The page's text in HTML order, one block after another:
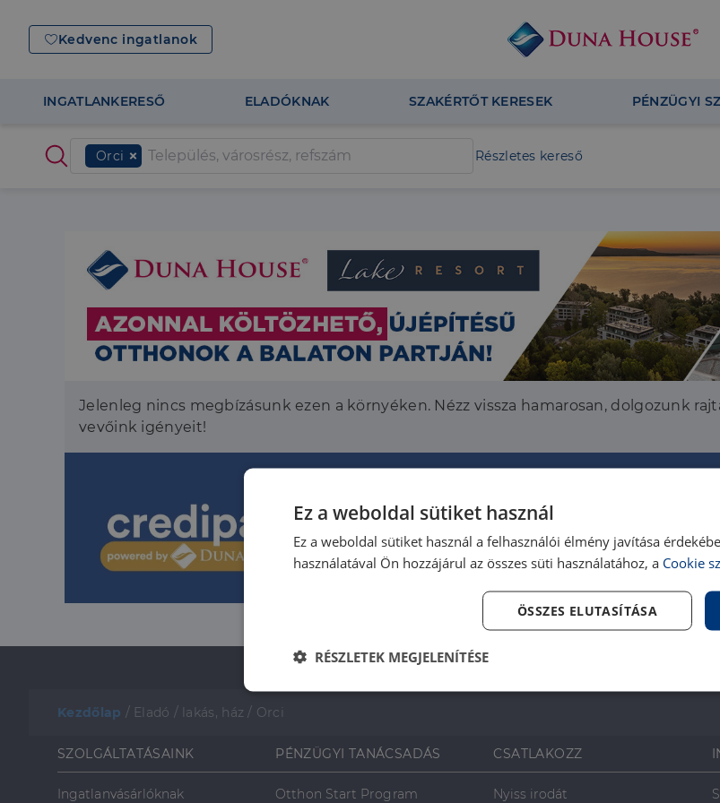
Kedvenc ingatlanok
INGATLANKERESŐ ELADÓKNAK SZAKÉRTŐT KERESEK PÉNZÜGYI
Orci Részletes kereső
Jelenleg nincs megbízásunk ezen a környéken. Nézz vissza hamarosan, dolgozunk
vevőink igényeit!
Kezdőlap / Eladó / lakás, ház / Orci
SZOLGÁLTATÁSAINK
Ingatlanvásárlóknak
PÉNZÜGYI TANÁCSADÁS
Otthon Start Program
CSATLAKOZZ
Nyiss irodát
Ez a weboldal sütiket használ
Ez a weboldal sütiket használ a felhasználói élmény javítása
használatával Ön hozzájárul az összes süti használatához, a Cookie
ÖSSZES ELUTASÍTÁSA
RÉSZLETEK MEGJELENÍTÉSE
Elengedhetetlenül
Teljesítmény Célzás